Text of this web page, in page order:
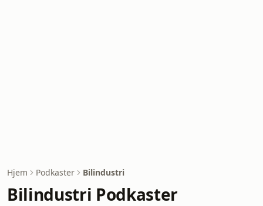
Hjem Podkaster Bilindustri
Bilindustri Podkaster